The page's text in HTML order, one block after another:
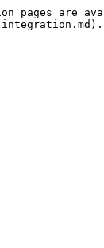
pages are